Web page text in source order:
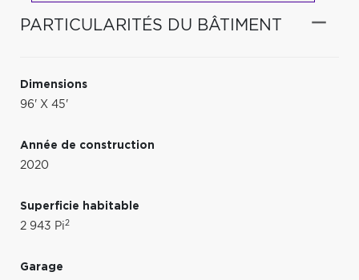
PARTICULARITÉS DU BÂTIMENT
Dimensions
96' X 45'
Année de construction
2020
Superficie habitable
2 943 Pi2
Garage